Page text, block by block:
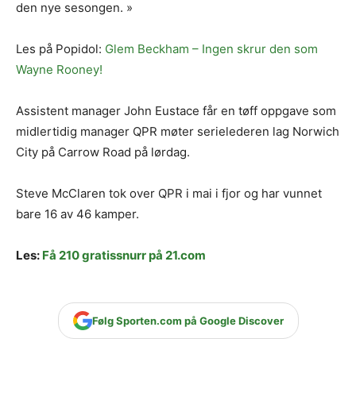
den nye sesongen. »
Les på Popidol: Glem Beckham – Ingen skrur den som
Wayne Rooney!
Assistent manager John Eustace får en tøff oppgave som
midlertidig manager QPR møter serielederen lag Norwich
City på Carrow Road på lørdag.
Steve McClaren tok over QPR i mai i fjor og har vunnet
bare 16 av 46 kamper.
Les: Få 210 gratissnurr på 21.com
Følg Sporten.com på Google Discover